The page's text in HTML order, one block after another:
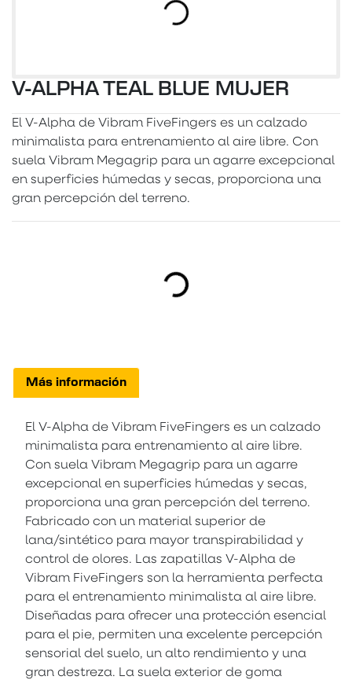
V-ALPHA TEAL BLUE MUJER
El V-Alpha de Vibram FiveFingers es un calzado
minimalista para entrenamiento al aire libre. Con
suela Vibram Megagrip para un agarre excepcional
en superficies húmedas y secas, proporciona una
gran percepción del terreno.
Cargando...
Más información
El V-Alpha de Vibram FiveFingers es un calzado
minimalista para entrenamiento al aire libre.
Con suela Vibram Megagrip para un agarre
excepcional en superficies húmedas y secas,
proporciona una gran percepción del terreno.
Fabricado con un material superior de
lana/sintético para mayor transpirabilidad y
control de olores. Las zapatillas V-Alpha de
Vibram FiveFingers son la herramienta perfecta
para el entrenamiento minimalista al aire libre.
Diseñadas para ofrecer una protección esencial
para el pie, permiten una excelente percepción
sensorial del suelo, un alto rendimiento y una
gran destreza. La suela exterior de goma